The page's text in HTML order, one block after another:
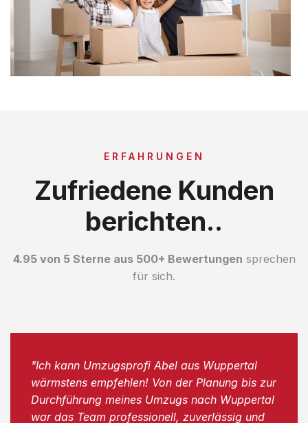
ERFAHRUNGEN
Zufriedene Kunden
berichten..
4.95 von 5 Sterne aus 500+ Bewertungen sprechen
für sich.
"Ich kann Umzugsprofi Abel aus Wuppertal
wärmstens empfehlen! Von der Planung bis zur
Durchführung meines Umzugs nach Wuppertal
war das Team professionell, zuverlässig und